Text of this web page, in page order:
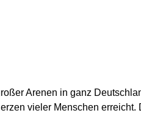
Arenen in ganz
vieler Menschen erreicht.